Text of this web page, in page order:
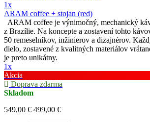
1x
ARAM coffee + stojan (red)
ARAM coffee je výnimočný, mechanický
z Brazílie. Na koncepte a zostavení tohto
50 remeselníkov, inžinierov a dizajnérov.
dielo, zostavené z kvalitných materiálov
je preto unikátny.
1x
Akcia
Doprava zdarma
Skladom
549,00 € 499,00 €